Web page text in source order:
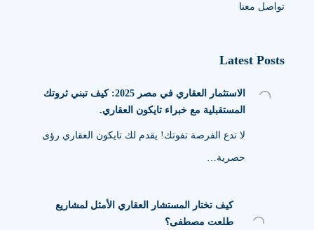
تواصل معنا
Latest Posts
الاستثمار العقاري في مصر 2025: كيف تبني ثروتك
المستقبلية مع خبراء تايكون العقاري.
لا تدع الفرصة تفوتك! يقدم لك تايكون العقاري رؤى
حصرية…
كيف تختار المستشار العقاري الأمثل لمشاريع
طلعت مصطفى؟